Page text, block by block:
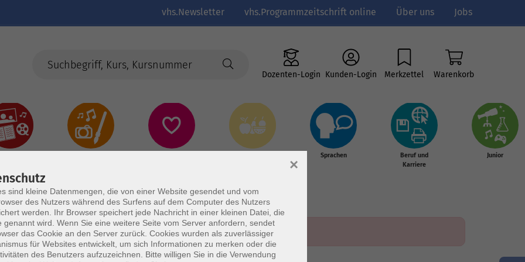
vhs.Newsletter vhs.Programmzeitschrift online Über uns Jobs
Dozenten-Login Kunden-Login Merkzettel Warenkorb
Sprachen
Beruf und
Karriere
Junior
sind kleine Datenmengen, die von einer Website gesendet und vom
des Nutzers während des Surfens auf dem Computer des Nutzers
werden. Ihr Browser speichert jede Nachricht in einer kleinen Datei, die
genannt wird. Wenn Sie eine weitere Seite vom Server anfordern, sendet
das Cookie an den Server zurück. Cookies wurden als zuverlässiger
für Websites entwickelt, um sich Informationen zu merken oder die
des Benutzers aufzuzeichnen. Bitte willigen Sie in die Verwendung
×